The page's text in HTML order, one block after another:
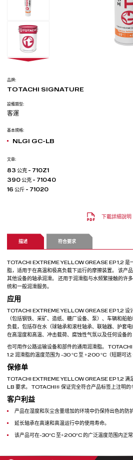
品牌:
TOTACHI SIGNATURE
設備類型:
客運
基本規格:
NLGI GC-LB
文章:
83 公克 - 710Z1
390 公克 - 71040
16 公斤 - 71020
下載詳細說明
描述 符合要求
TOTACHI EXTREME YELLOW GREASE EP 1,2 是
脂，适用于在高温和极高负载下运行的摩擦装置。 该产
其他设备的轴承润滑。 还用于润滑脂与水频繁接触的许
统和一般润滑服务。
应用
TOTACHI EXTREME YELLOW GREASE EP 1,2 设
（包括钢铁、采矿、造纸、糖厂设备、泵）、车辆和船
负载，包括存在水（球轴承和滚柱轴承、联轴器、护套
在高湿度和高温、冲击载荷、腐蚀性气氛以及任何设备
也可用作公路运输设备和部件的通用润滑脂。
1.2 润滑脂的温度范围为 -30 °C 至 +200 °C（短期可达
保修单
TOTACHI EXTREME YELLOW GREASE EP 1,2 满
LB 要求。 TOTACHI® 保证完全符合产品标签上注明的
客户利益
产品在湿度和灰尘含量增加的环境中仍保持出色的防
延长轴承在高速和高温运行中的使用寿命。
该产品可在-30°С 至+200°С 的广泛温度范围内正常